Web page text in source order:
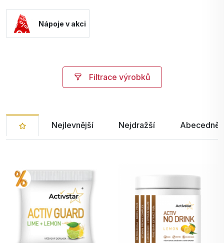
Nápoje v akci
Filtrace výrobků
Nejlevnější Nejdražší Abecedně